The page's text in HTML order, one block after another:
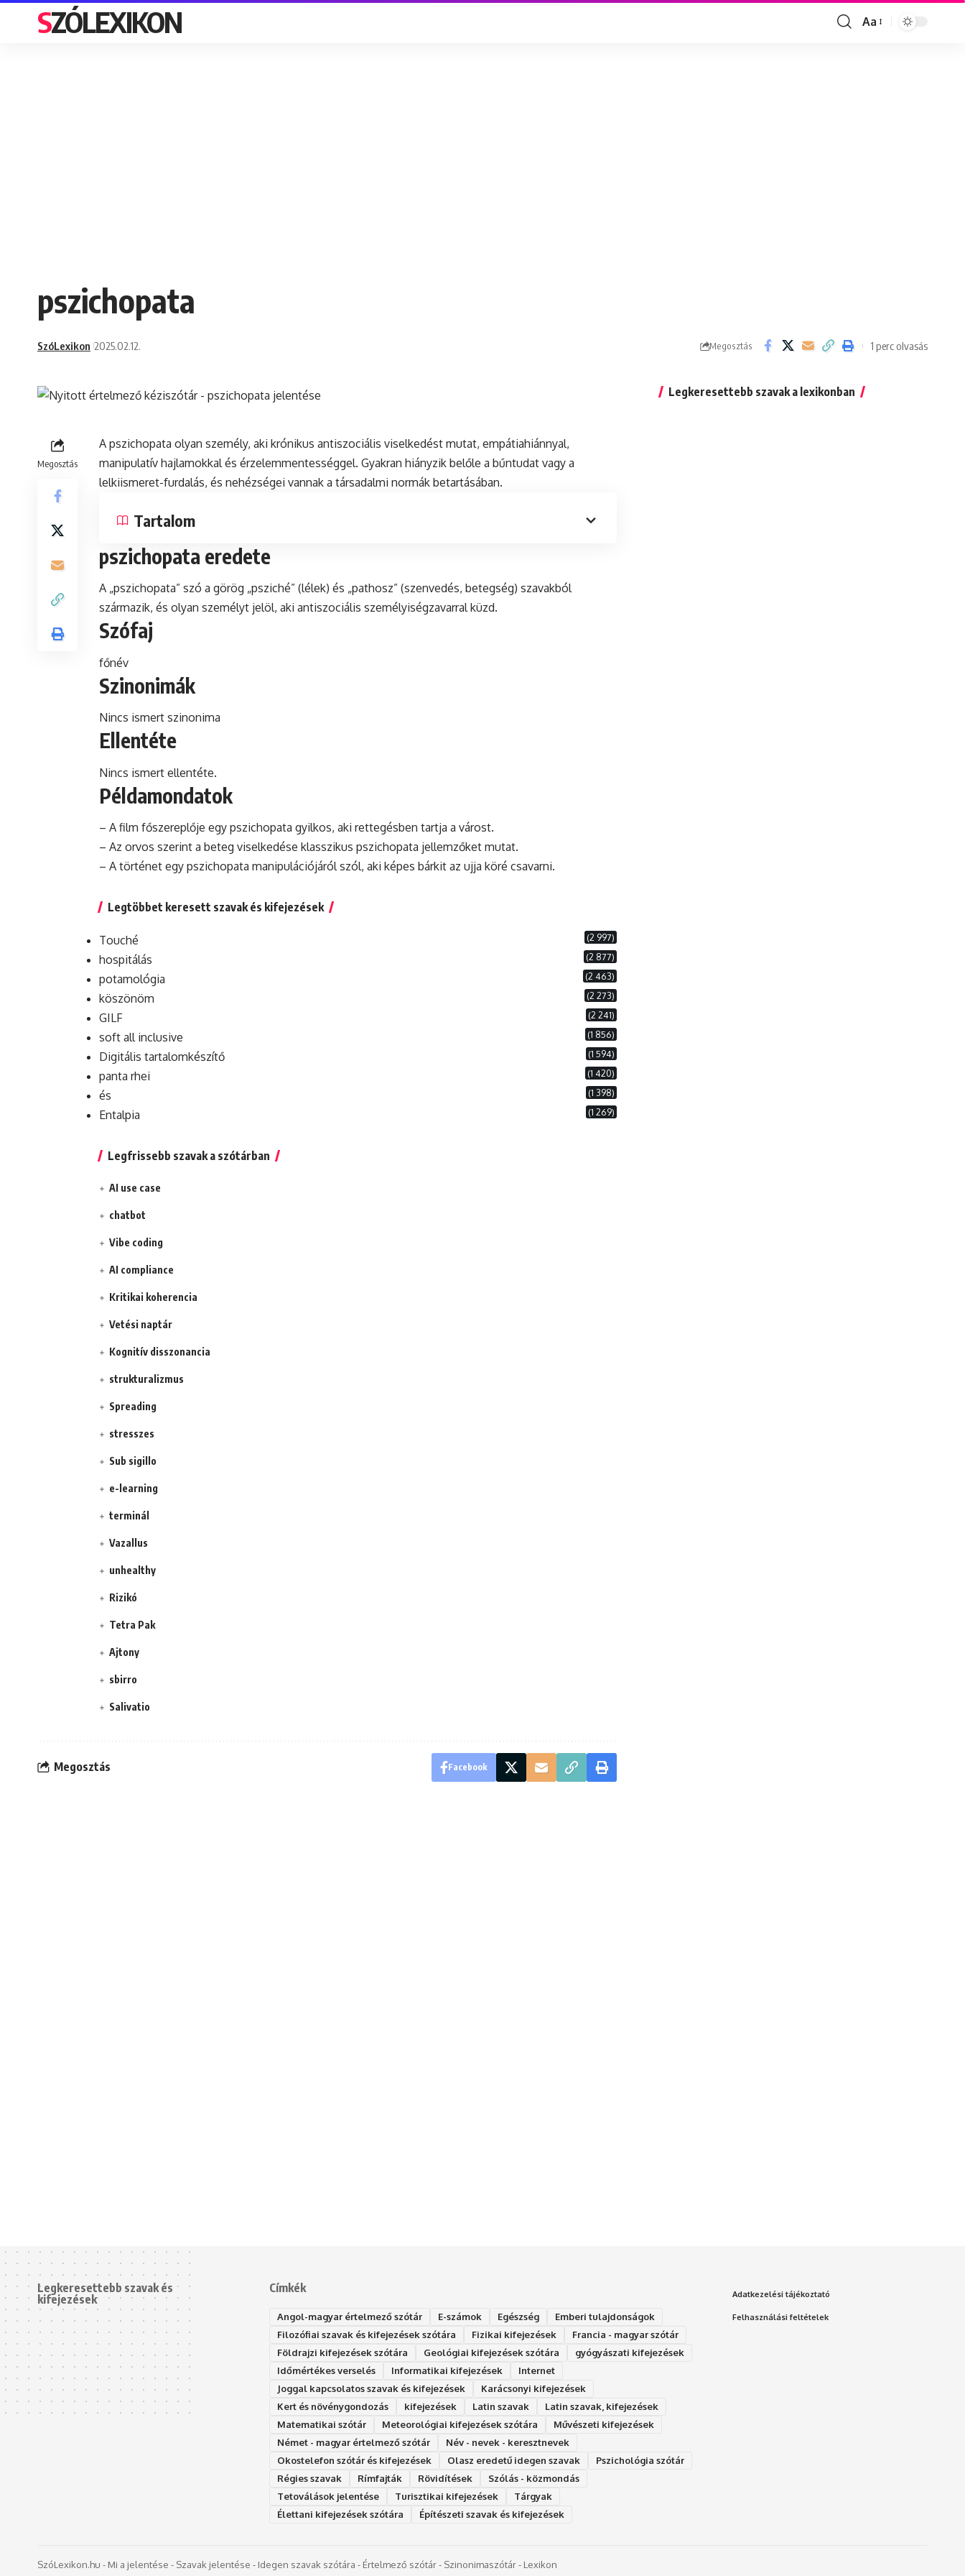
SZÓLEXIKON
Font
Aa
pszichopata
SzóLexikon 2025.02.12. Megosztás 1 perc olvasás
Megosztás
A pszichopata olyan személy, aki krónikus antiszociális viselkedést mutat, empátiahiánnyal,
manipulatív hajlamokkalés érzelemmentességgel. Gyakran hiányzik belőle a bűntudat vagy a
lelkiismeret-furdalás, és nehézségei vannak a társadalmi normák betartásában.
Tartalom
pszichopata eredete
A „pszichopata” szó a görög „psziché” (lélek) és „pathosz” (szenvedés, betegség) szavakból
származik, és olyan személyt jelöl, aki antiszociális személyiségzavarral küzd.
Szófaj
főnév
Szinonimák
Nincs ismert szinonima
Ellentéte
Nincs ismert ellentéte.
Példamondatok
– A film főszereplője egy pszichopata gyilkos, aki rettegésben tartja a várost.
– Az orvos szerint a beteg viselkedése klasszikus pszichopata jellemzőket mutat.
– A történet egy pszichopata manipulációjáról szól, aki képes bárkit az ujja köré csavarni.
Legtöbbet keresett szavak és kifejezések
Touché (2 997)
hospitálás (2 877)
potamológia (2 463)
köszönöm (2 273)
GILF (2 241)
soft all inclusive (1 856)
Digitális tartalomkészítő (1 594)
panta rhei (1 420)
és (1 398)
Entalpia (1 269)
Legfrissebb szavak a szótárban
AI use case
chatbot
Vibe coding
AI compliance
Kritikai koherencia
Vetési naptár
Kognitív disszonancia
strukturalizmus
Spreading
stresszes
Sub sigillo
e-learning
terminál
Vazallus
unhealthy
Rizikó
Tetra Pak
Ajtony
sbirro
Salivatio
Megosztás Facebook
Legkeresettebb szavak a lexikonban
Legkeresettebb szavak és
kifejezések
Címkék
Angol-magyar értelmező szótár E-számok Egészség
Emberi tulajdonságok
Filozófiai szavak és kifejezések szótára
Fizikai kifejezések
Francia - magyar szótár
Földrajzi kifejezések szótára
Geológiai kifejezések szótára
gyógyászati kifejezések
Időmértékes verselés
Informatikai kifejezések
Internet
Joggal kapcsolatos szavak és kifejezések
Karácsonyi kifejezések
Kert és növénygondozás
kifejezések Latin szavak
Latin szavak, kifejezések
Matematikai szótár
Meteorológiai kifejezések szótára
Művészeti kifejezések
Német - magyar értelmező szótár
Név - nevek - keresztnevek
Okostelefon szótár és kifejezések
Olasz eredetű idegen szavak
Ps‮gólohciz‬ia s‮átóz‬r
Régies szavak
Rímfajták Rövidítések
Szólás - közmondás
Tetoválások jelentése
Turisztikai kifejezések
Tárgyak
Élettani kifejezések szótára
Építészeti szavak és kifejezések
Adatkezelési tájékoztató
Felhasználási feltételek
SzóLexikon.hu - Mi a jelentése - Szavak jelentése - Idegen szavak szótára - Értelmező szótár - Szinonimaszótár - Lexikon